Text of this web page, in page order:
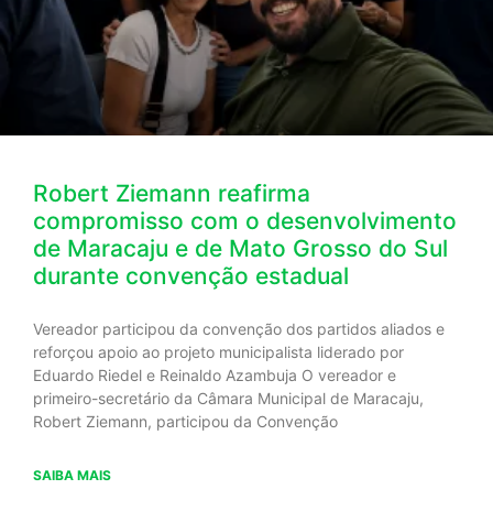
Robert Ziemann reafirma
compromisso com o desenvolvimento
de Maracaju e de Mato Grosso do Sul
durante convenção estadual
Vereador participou da convenção dos partidos aliados e
reforçou apoio ao projeto municipalista liderado por
Eduardo Riedel e Reinaldo Azambuja O vereador e
primeiro-secretário da Câmara Municipal de Maracaju,
Robert Ziemann, participou da Convenção
SAIBA MAIS